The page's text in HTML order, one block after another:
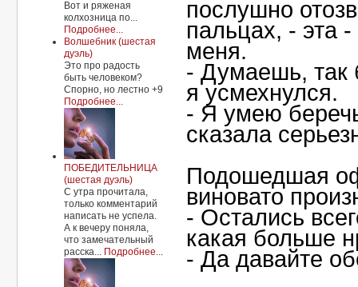
Вот и ряженая
колхозница по...
Подробнее...
Волшебник (шестая
дуэль)
Это про радость
быть человеком?
Спорно, но лестно +9
Подробнее...
ПОБЕДИТЕЛЬНИЦА
(шестая дуэль)
С утра прочитала,
только комментарий
написать не успела.
А к вечеру поняла,
что замечательный
расска... Подробнее...
послушно
пальцах, - эта -
меня.
- Думаешь, так
я усмехнулся.
- Я умею
сказала
Подошедшая
виновато
- Остались
какая больше
- Да давайте